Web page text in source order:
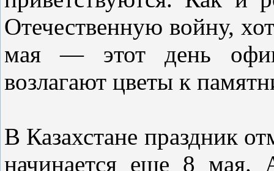
Отечественную войну,
мая — этот день
возлагают цветы к
В Казахстане праздник
начинается еще 8 мая.